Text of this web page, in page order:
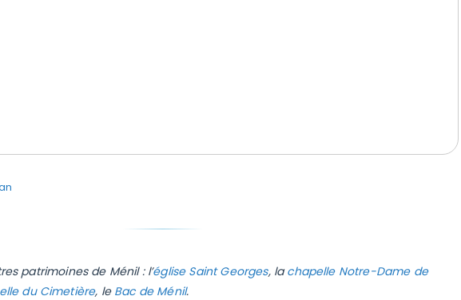
patrimoines de Ménil : l’église Saint Georges, lachapelle Notre-Dame de
du Cimetière, le Bac de Ménil.